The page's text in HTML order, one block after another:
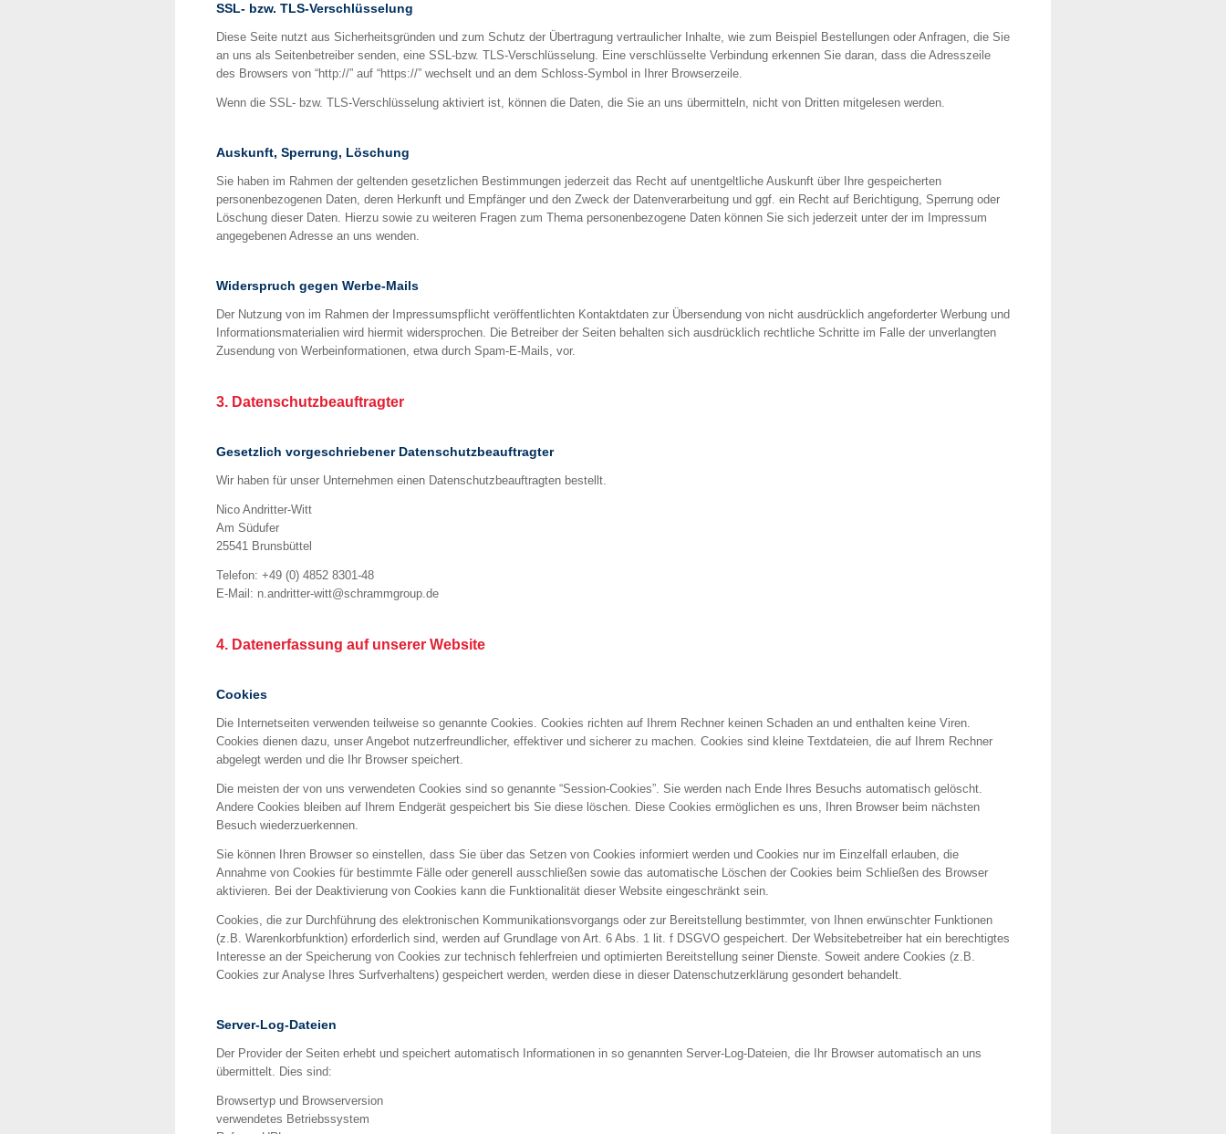
SSL- bzw. TLS-Verschlüsselung
Diese Seite nutzt aus Sicherheitsgründen und zum Schutz der Übertragung vertraulicher Inhalte, wie zum Beispiel Bestellungen oder Anfragen, die Sie
an uns als Seitenbetreiber senden, eine SSL-bzw. TLS-Verschlüsselung. Eine verschlüsselte Verbindung erkennen Sie daran, dass die Adresszeile
des Browsers von “http://” auf “https://” wechselt und an dem Schloss-Symbol in Ihrer Browserzeile.
Wenn die SSL- bzw. TLS-Verschlüsselung aktiviert ist, können die Daten, die Sie an uns übermitteln, nicht von Dritten mitgelesen werden.
Auskunft, Sperrung, Löschung
Sie haben im Rahmen der geltenden gesetzlichen Bestimmungen jederzeit das Recht auf unentgeltliche Auskunft über Ihre gespeicherten
personenbezogenen Daten, deren Herkunft und Empfänger und den Zweck der Datenverarbeitung und ggf. ein Recht auf Berichtigung, Sperrung oder
Löschung dieser Daten. Hierzu sowie zu weiteren Fragen zum Thema personenbezogene Daten können Sie sich jederzeit unter der im Impressum
angegebenen Adresse an uns wenden.
Widerspruch gegen Werbe-Mails
Der Nutzung von im Rahmen der Impressumspflicht veröffentlichten Kontaktdaten zur Übersendung von nicht ausdrücklich angeforderter Werbung und
Informationsmaterialien wird hiermit widersprochen. Die Betreiber der Seiten behalten sich ausdrücklich rechtliche Schritte im Falle der unverlangten
Zusendung von Werbeinformationen, etwa durch Spam-E-Mails, vor.
3. Datenschutzbeauftragter
Gesetzlich vorgeschriebener Datenschutzbeauftragter
Wir haben für unser Unternehmen einen Datenschutzbeauftragten bestellt.
Nico Andritter-Witt
Am Südufer
25541 Brunsbüttel
Telefon: +49 (0) 4852 8301-48
E-Mail: n.andritter-witt@schrammgroup.de
4. Datenerfassung auf unserer Website
Cookies
Die Internetseiten verwenden teilweise so genannte Cookies. Cookies richten auf Ihrem Rechner keinen Schaden an und enthalten keine Viren.
Cookies dienen dazu, unser Angebot nutzerfreundlicher, effektiver und sicherer zu machen. Cookies sind kleine Textdateien, die auf Ihrem Rechner
abgelegt werden und die Ihr Browser speichert.
Die meisten der von uns verwendeten Cookies sind so genannte “Session-Cookies”. Sie werden nach Ende Ihres Besuchs automatisch gelöscht.
Andere Cookies bleiben auf Ihrem Endgerät gespeichert bis Sie diese löschen. Diese Cookies ermöglichen es uns, Ihren Browser beim nächsten
Besuch wiederzuerkennen.
Sie können Ihren Browser so einstellen, dass Sie über das Setzen von Cookies informiert werden und Cookies nur im Einzelfall erlauben, die
Annahme von Cookies für bestimmte Fälle oder generell ausschließen sowie das automatische Löschen der Cookies beim Schließen des Browser
aktivieren. Bei der Deaktivierung von Cookies kann die Funktionalität dieser Website eingeschränkt sein.
Cookies, die zur Durchführung des elektronischen Kommunikationsvorgangs oder zur Bereitstellung bestimmter, von Ihnen erwünschter Funktionen
(z.B. Warenkorbfunktion) erforderlich sind, werden auf Grundlage von Art. 6 Abs. 1 lit. f DSGVO gespeichert. Der Websitebetreiber hat ein berechtigtes
Interesse an der Speicherung von Cookies zur technisch fehlerfreien und optimierten Bereitstellung seiner Dienste. Soweit andere Cookies (z.B.
Cookies zur Analyse Ihres Surfverhaltens) gespeichert werden, werden diese in dieser Datenschutzerklärung gesondert behandelt.
Server-Log-Dateien
Der Provider der Seiten erhebt und speichert automatisch Informationen in so genannten Server-Log-Dateien, die Ihr Browser automatisch an uns
übermittelt. Dies sind:
Browsertyp und Browserversion
verwendetes Betriebssystem